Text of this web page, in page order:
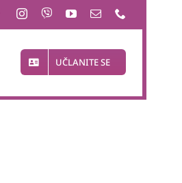
UČLANITE SE